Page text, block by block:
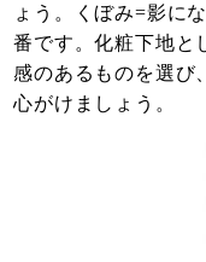
ょう。くぼみ=影に
番です。化粧下地と
感のあるものを選び
心がけましょう。